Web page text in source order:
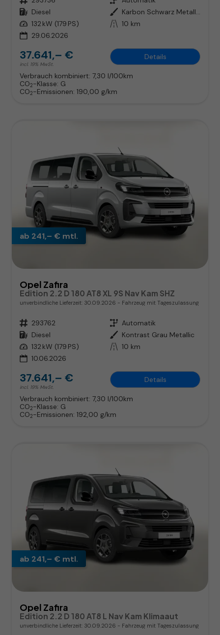
Kraftstoff Diesel Außenfarbe
Karbon Schwarz Metallic
Leistung 132 kW (179 PS) Kilometerstand 10 km
29.06.2026
37.641,– €
incl. 19% MwSt.
Details
Verbrauch kombiniert: 7,30 l/100km
CO2-Klasse: G
CO2-Emissionen: 190,00 g/km
ab 241,– € mtl.
Opel Zafira
Edition 2.2 D 180 AT8 XL 9S Nav Kam SHZ
unverbindliche Lieferzeit: 30.09.2026 Fahrzeug mit Tageszulassung
Fahrzeugnr. 293762 Getriebe Automatik
Kraftstoff Diesel Außenfarbe Kontrast Grau Metallic
Leistung 132 kW (179 PS) Kilometerstand 10 km
10.06.2026
37.641,– €
incl. 19% MwSt.
Details
Verbrauch kombiniert: 7,30 l/100km
CO2-Klasse: G
CO2-Emissionen: 192,00 g/km
ab 241,– € mtl.
Opel Zafira
Edition 2.2 D 180 AT8 L Nav Kam Klimaaut
unverbindliche Lieferzeit: 30.09.2026 Fahrzeug mit Tageszulassung